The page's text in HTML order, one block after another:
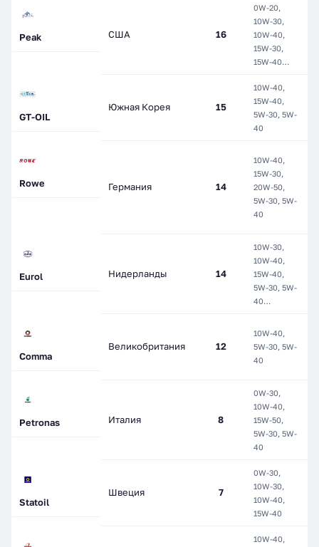
Peak США 16
0W-20,
10W-30,
10W-40,
15W-30,
15W-40…
GT-OIL
Южная Корея 15
10W-40,
15W-40,
5W-30, 5W-
40
Rowe Германия 14
10W-40,
15W-30,
20W-50,
5W-30, 5W-
40
Eurol Нидерланды 14
10W-30,
10W-40,
15W-40,
5W-30, 5W-
40…
Comma
Великобритания 12
10W-40,
5W-30, 5W-
40
Petronas Италия 8
0W-30,
10W-40,
15W-50,
5W-30, 5W-
40
Statoil
Швеция 7
0W-30,
10W-30,
10W-40,
15W-40
10W-40,